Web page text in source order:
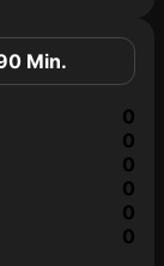
Min.
0
0
0
0
0
0